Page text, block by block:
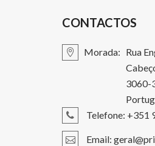
CONTACTOS
Morada: Rua
3060-
Telefone: +351
Email: